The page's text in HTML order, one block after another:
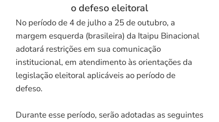
o defeso eleitoral
No período de 4 de julho a 25 de outubro, a
margem esquerda (brasileira) da Itaipu Binacional
adotará restrições em sua comunicação
institucional, em atendimento às orientações da
legislação eleitoral aplicáveis ao período de
defeso.
Durante esse período, serão adotadas as seguintes